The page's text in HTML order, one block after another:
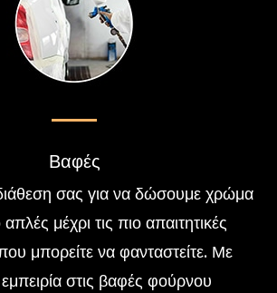
Βαφές
σας για να δώσουμε χρώμα
μέχρι τις πιο απαιτητικές
μπορείτε να φανταστείτε. Με
στις βαφές φούρνου